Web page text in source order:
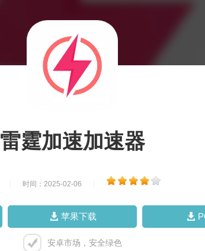
雷霆加速加速器
时间：2025-02-06
苹果下载
安卓市场，安全绿色